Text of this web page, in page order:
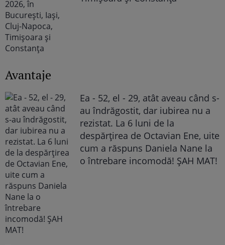
Avantaje
Ea - 52, el - 29, atât aveau când s-
au îndrăgostit, dar iubirea nu a
rezistat. La 6 luni de la
despărțirea de Octavian Ene, uite
cum a răspuns Daniela Nane la
o întrebare incomodă! ȘAH MAT!